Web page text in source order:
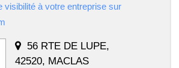
visibilité à votre entreprise sur
56 RTE DE LUPE,
42520, MACLAS